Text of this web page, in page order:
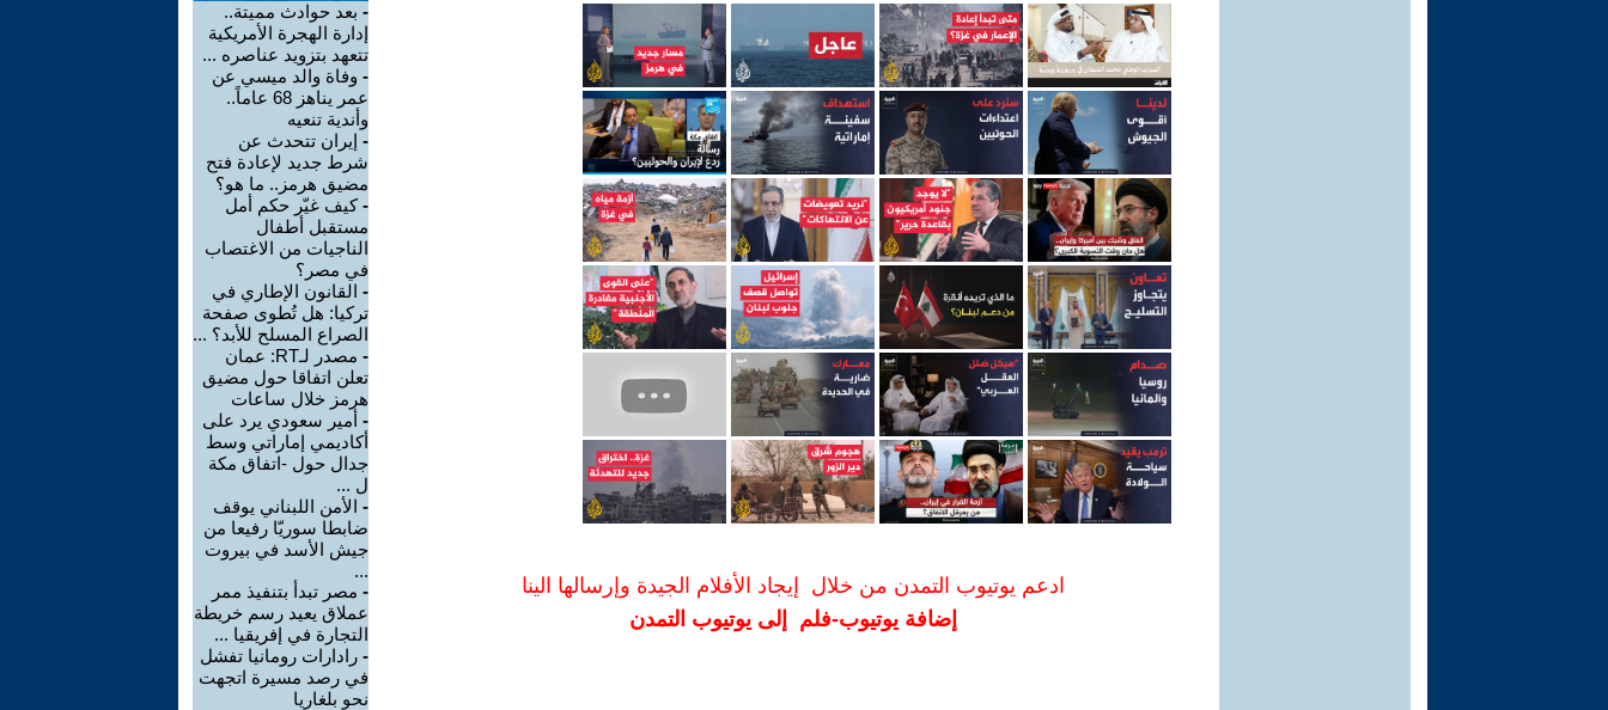
ادعم يوتيوب التمدن من خلال إيجاد الأفلام الجيدة وإرسالها الينا
إضافة يوتيوب-فلم إلى يوتيوب التمدن
- بعد حوادث مميتة..
إدارة الهجرة الأمريكية
تتعهد بتزويد عناصره ...
- وفاة والد ميسي عن
عمر يناهز 68 عاماً..
وأندية تنعيه
- إيران تتحدث عن
شرط جديد لإعادة فتح
مضيق هرمز.. ما هو؟
-كيف غيّر حكم أمل
مستقبل أطفال
الناجيات من الاغتصاب
في مصر؟
- القانون الإطاري في
تركيا: هل تُطوى صفحة
الصراع المسلح للأبد؟ ...
-
مصدر لـRT: عمان
تعلن اتفاقا حول مضيق
هرمز خلال ساعات
- أمير سعودي يرد على
أكاديمي إماراتي وسط
جدال حول -اتفاق مكة
ل ...
- الأمن اللبناني يوقف
ضابطا سوريّا رفيعا من
جيش الأسد في بيروت
...
- مصر تبدأ بتنفيذ ممر
عملاق يعيد رسم خريطة
التجارة في إفريقيا ...
- رادارات رومانيا تفشل
في رصد مسيرة اتجهت
نحو بلغاريا